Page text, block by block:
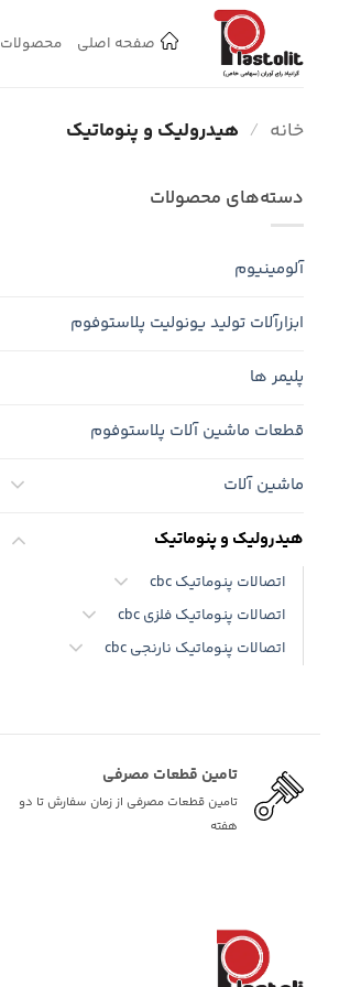
صفحه اصلی محصولات
خانه / هیدرولیک و پنوماتیک
دسته‌های محصولات
آلومینیوم
ابزارآلات تولید یونولیت پلاستوفوم
پلیمر ها
قطعات ماشین آلات پلاستوفوم
ماشین آلات
هیدرولیک و پنوماتیک
اتصالات پنوماتیک cbc
اتصالات پنوماتیک فلزی cbc
اتصالات پنوماتیک نارنجی cbc
تامین قطعات مصرفی
تامین قطعات مصرفی از زمان سفارش تا دو
هفته